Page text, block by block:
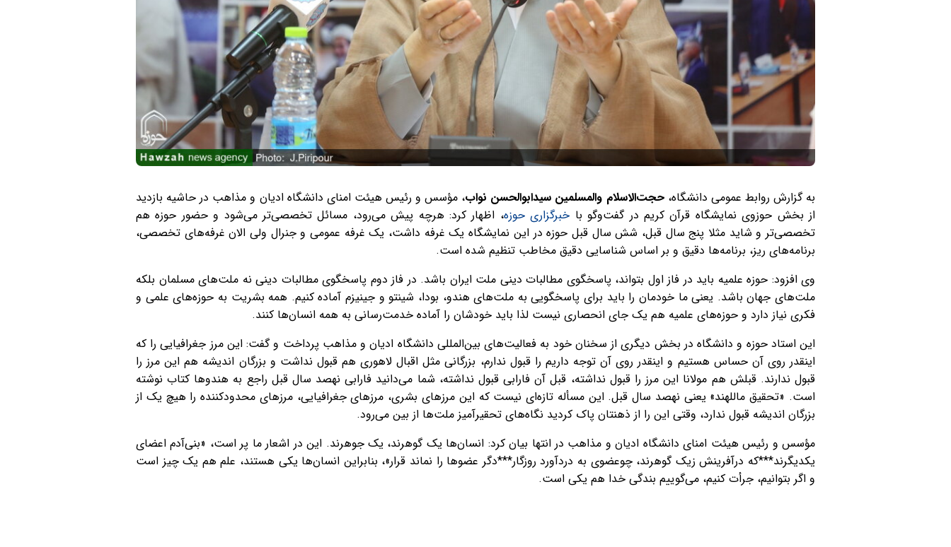
به گزارش روابط عمومی دانشگاه،حجت‌الاسلام والمسلمین سیدابوالحسن نواب، مؤسس و رئیس هیئت امنای دانشگاه ادیان و مذاهب در حاشیه بازدید
از بخش حوزوی نمایشگاه قرآن کریم در گفت‌وگو با خبرگزاری حوزه، اظهار کرد: هرچه پیش می‌رود، مسائل تخصصی‌تر می‌شود و حضور حوزه هم
تخصصی‌تر و شاید مثلا پنج سال قبل، شش سال قبل حوزه در این نمایشگاه یک غرفه داشت، یک غرفه عمومی و جنرال ولی الان غرفه‌های تخصصی،
برنامه‌های ریز، برنامه‌ها دقیق و بر اساس شناسایی دقیق مخاطب تنظیم شده است.
وی افزود: حوزه علمیه باید در فاز اول بتواند، پاسخگوی مطالبات دینی ملت ایران باشد. در فاز دوم پاسخگوی مطالبات دینی نه ملت‌های مسلمان بلکه‌
ملت‌های جهان باشد. یعنی ما خودمان را باید برای پاسخگویی به ملت‌های هندو، بودا، شینتو و جینیزم آماده کنیم. همه بشریت به حوزه‌های علمی و
فکری نیاز دارد و حوزه‌های علمیه هم یک جای انحصاری نیست لذا باید خودشان را آماده خدمت‌رسانی به همه انسان‌ها کنند.
این استاد حوزه و دانشگاه در بخش دیگری از سخنان خود به فعالیت‌های بین‌المللی دانشگاه ادیان و مذاهب پرداخت و گفت: این مرز جغرافیایی را که
اینقدر روی آن حساس هستیم و اینقدر روی آن توجه داریم را قبول ندارم، بزرگانی مثل اقبال لاهوری هم قبول نداشت و بزرگان اندیشه هم این مرز را
قبول ندارند. قبلش هم مولانا این مرز را قبول نداشته، قبل آن فارابی قبول نداشته، شما می‌دانید فارابی نهصد سال قبل راجع به هندوها کتاب نوشته
است. «تحقیق ماللهند» یعنی نهصد سال قبل. این مسأله تازه‌ای نیست که این مرزهای بشری، مرزهای جغرافیایی، مرزهای محدودکننده را هیچ یک از
بزرگان اندیشه قبول ندارد، وقتی این را از ذهنتان پاک کردید نگاه‌های تحقیرآمیز ملت‌ها از بین می‌رود.
مؤسس و رئیس هیئت امنای دانشگاه ادیان و مذاهب در انتها بیان کرد: انسان‌ها یک گوهرند، یک جوهرند. این در اشعار ما پر است، «بنی‌آدم اعضای
یکدیگرند***که درآفرینش زیک گوهرند، چوعضوی به دردآورد روزگار***دگر عضوها را نماند قرار»، بنابراین انسان‌ها یکی هستند، علم هم یک چیز است
و اگر بتوانیم، جرأت کنیم، می‌گوییم بندگی خدا هم یکی است.